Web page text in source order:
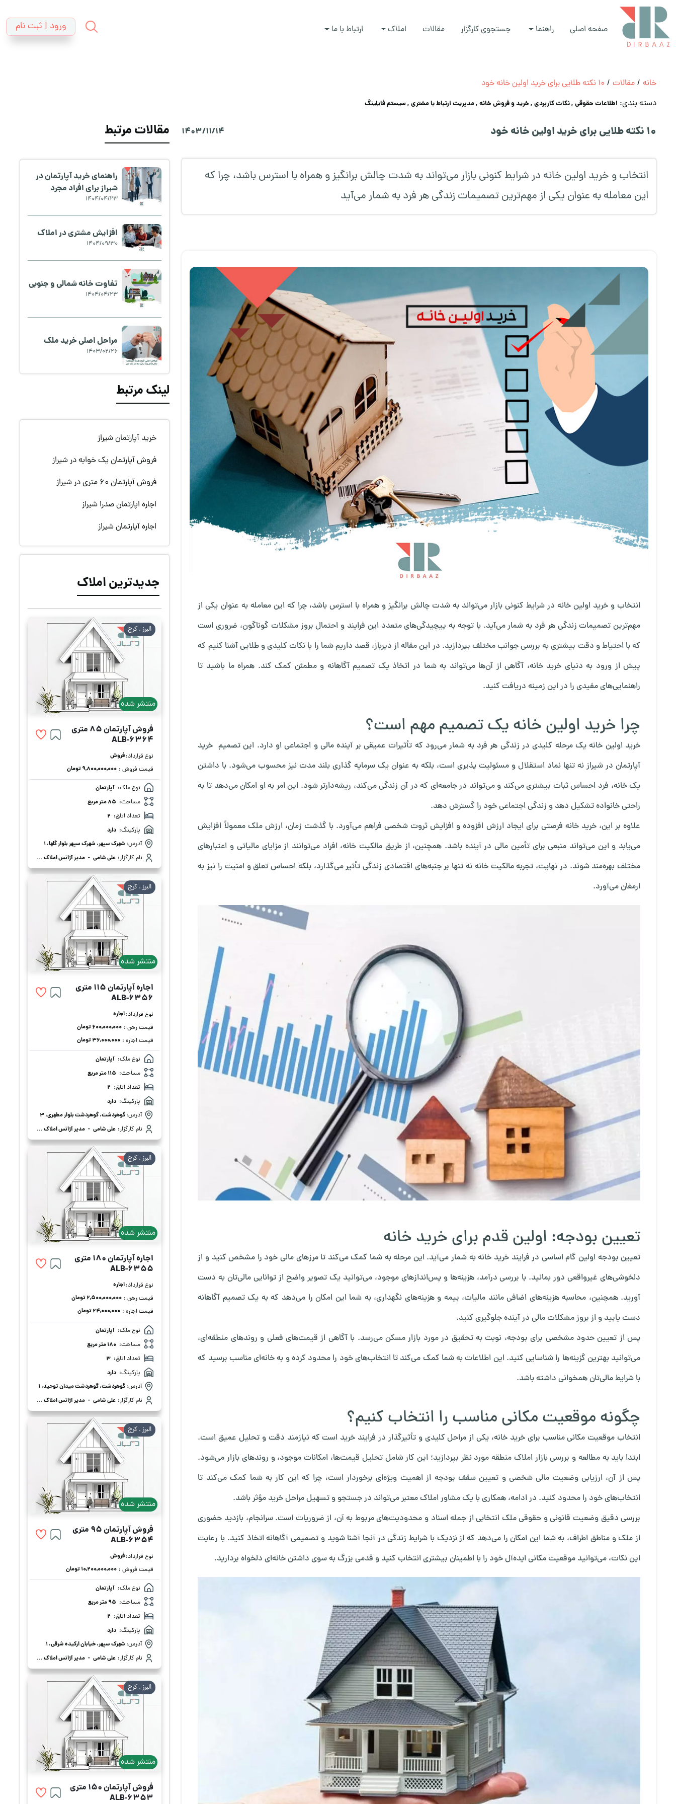
صفحه اصلی راهنما جستجوی کارگزار مقالات املاک ارتباط با ما ورود | ثبت نام
خانه / مقالات / 10 نکته طلایی برای خرید اولین خانه خود
دسته بندی: اطلاعات حقوقی, نکات کاربردی, خرید و فروش خانه, مدیریت ارتباط با مشتری, سیستم فایلینگ
10 نکته طلایی برای خرید اولین خانه خود 1403/11/14
انتخاب و خرید اولین خانه در شرایط کنونی بازار می‌تواند به شدت چالش برانگیز و همراه با استرس باشد، چرا که
این معامله به عنوان یکی از مهم‌ترین تصمیمات زندگی هر فرد به شمار می‌آید
انتخاب و خرید اولین خانه در شرایط کنونی بازار می‌تواند به شدت چالش برانگیز و همراه با استرس باشد، چرا که این معامله به عنوان یکی از
مهم‌ترین تصمیمات زندگی هر فرد به شمار می‌آید. با توجه به پیچیدگی‌های متعدد این فرایند و احتمال بروز مشکلات گوناگون، ضروری است
که با احتیاط و دقت بیشتری به بررسی جوانب مختلف بپردازید. در این مقاله از دیرباز، قصد داریم شما را با نکات کلیدی و طلایی آشنا کنیم که
پیش از ورود به دنیای خرید خانه، آگاهی از آن‌ها می‌تواند به شما در اتخاذ یک تصمیم آگاهانه و مطمئن کمک کند. همراه ما باشید تا
راهنمایی‌های مفیدی را در این زمینه دریافت کنید.
چرا خرید اولین خانه یک تصمیم مهم است؟
خرید اولین خانه یک مرحله کلیدی در زندگی هر فرد به شمار می‌رود که تأثیرات عمیقی بر آینده مالی و اجتماعی او دارد. این تصمیم خرید
آپارتمان در شیرازنه تنها نماد استقلال و مسئولیت پذیری است، بلکه به عنوان یک سرمایه گذاری بلند مدت نیز محسوب می‌شود. با داشتن
یک خانه، فرد احساس ثبات بیشتری می‌کند و می‌تواند در جامعه‌ای که در آن زندگی می‌کند، ریشه‌دارتر شود. این امر به او امکان می‌دهد تا به
راحتی خانواده تشکیل دهد و زندگی اجتماعی خود را گسترش دهد.
علاوه بر این، خرید خانه فرصتی برای ایجاد ارزش افزوده و افزایش ثروت شخصی فراهم می‌آورد. با گذشت زمان، ارزش ملک معمولاً افزایش
می‌یابد و این می‌تواند منبعی برای تأمین مالی در آینده باشد. همچنین، از طریق مالکیت خانه، افراد می‌توانند از مزایای مالیاتی و اعتبارهای
مختلف بهره‌مند شوند. در نهایت، تجربه مالکیت خانه نه تنها بر جنبه‌های اقتصادی زندگی تأثیر می‌گذارد، بلکه احساس تعلق و امنیت را نیز به
ارمغان می‌آورد.
تعیین بودجه: اولین قدم برای خرید خانه
تعیین بودجه اولین گام اساسی در فرایند خرید خانه به شمار می‌آید. این مرحله به شما کمک می‌کند تا مرزهای مالی خود را مشخص کنید و از
دلخوشی‌های غیرواقعی دور بمانید. با بررسی درآمد، هزینه‌ها و پس‌اندازهای موجود، می‌توانید یک تصویر واضح از توانایی مالی‌تان به دست
آورید. همچنین، محاسبه هزینه‌های اضافی مانند مالیات، بیمه و هزینه‌های نگهداری، به شما این امکان را می‌دهد که به یک تصمیم آگاهانه
دست یابید و از بروز مشکلات مالی در آینده جلوگیری کنید.
پس از تعیین حدود مشخصی برای بودجه، نوبت به تحقیق در مورد بازار مسکن می‌رسد. با آگاهی از قیمت‌های فعلی و روندهای منطقه‌ای،
می‌توانید بهترین گزینه‌ها را شناسایی کنید. این اطلاعات به شما کمک می‌کند تا انتخاب‌های خود را محدود کرده و به خانه‌ای مناسب برسید که
با شرایط مالی‌تان همخوانی داشته باشد.
چگونه موقعیت مکانی مناسب را انتخاب کنیم؟
انتخاب موقعیت مکانی مناسب برای خرید خانه، یکی از مراحل کلیدی و تأثیرگذار در فرایند خرید است که نیازمند دقت و تحلیل عمیق است.
ابتدا باید به مطالعه و بررسی بازار املاک منطقه مورد نظر بپردازید؛ این کار شامل تحلیل قیمت‌ها، امکانات موجود، و روندهای بازار می‌شود.
پس از آن، ارزیابی وضعیت مالی شخصی و تعیین سقف بودجه از اهمیت ویژه‌ای برخوردار است، چرا که این کار به شما کمک می‌کند تا
انتخاب‌های خود را محدود کنید. در ادامه، همکاری با یک مشاور املاک معتبر می‌تواند در جستجو و تسهیل مراحل خرید مؤثر باشد.
بررسی دقیق وضعیت قانونی و حقوقی ملک انتخابی از جمله اسناد و محدودیت‌های مربوط به آن، از ضروریات است. سرانجام، بازدید حضوری
از ملک و مناطق اطراف، به شما این امکان را می‌دهد که از نزدیک با شرایط زندگی در آنجا آشنا شوید و تصمیمی آگاهانه اتخاذ کنید. با رعایت
این نکات، می‌توانید موقعیت مکانی ایده‌آل خود را با اطمینان بیشتری انتخاب کنید و قدمی بزرگ به سوی داشتن خانه‌ای دلخواه بردارید.
مقالات مرتبط
راهنمای خرید آپارتمان در
شیراز برای افراد مجرد
1404/04/23
افزایش مشتری در املاک
1404/09/30
تفاوت خانه شمالی و جنوبی
1404/04/23
مراحل اصلی خرید ملک
1403/02/26
لینک مرتبط
خرید آپارتمان شیراز
فروش آپارتمان یک خوابه در شیراز
فروش آپارتمان 60 متری در شیراز
اجاره اپارتمان صدرا شیراز
اجاره آپارتمان شیراز
جدیدترین املاک
منتشر شده
البرز . كرج
فروش آپارتمان 85 متری
ALB-6364
نوع قرارداد:فروش
قیمت فروش : ۹,۸۰۰,۰۰۰,۰۰۰ تومان
نوع ملک: آپارتمان
مساحت: 85 متر مربع
تعداد اتاق: 2
پارکینگ: دارد
آدرس: شهرک سپهر، شهرک سپهر بلوار گلها، 1
نام کارگزار: علی شامی - مدیر آژانس املاک علی شامی
منتشر شده
البرز . كرج
اجاره آپارتمان 115 متری
ALB-6356
نوع قرارداد:اجاره
قیمت رهن : ۶۰۰,۰۰۰,۰۰۰ تومان
قیمت اجاره : ۳۶,۰۰۰,۰۰۰ تومان
نوع ملک: آپارتمان
مساحت: 115 متر مربع
تعداد اتاق: 2
پارکینگ: دارد
آدرس:گوهردشت، گوهردشت بلوار مطهری، 3
نام کارگزار: علی شامی - مدیر آژانس املاک علی شامی
منتشر شده
البرز . كرج
اجاره آپارتمان 180 متری
ALB-6355
نوع قرارداد:اجاره
قیمت رهن : ۲,۵۰۰,۰۰۰,۰۰۰ تومان
قیمت اجاره : ۲۴,۰۰۰,۰۰۰ تومان
نوع ملک: آپارتمان
مساحت: 180 متر مربع
تعداد اتاق: 3
پارکینگ: دارد
آدرس:گوهردشت، گوهردشت میدان توحید، 1
نام کارگزار: علی شامی - مدیر آژانس املاک علی شامی
منتشر شده
البرز . كرج
فروش آپارتمان 95 متری
ALB-6354
نوع قرارداد:فروش
قیمت فروش : ۱۰,۲۰۰,۰۰۰,۰۰۰ تومان
نوع ملک: آپارتمان
مساحت: 95 متر مربع
تعداد اتاق: 2
پارکینگ: دارد
آدرس: شهرک سپهر، خیابان ارکیده شرقی، 1
نام کارگزار: علی شامی - مدیر آژانس املاک علی شامی
منتشر شده
البرز . كرج
فروش آپارتمان 150 متری
ALB-6353